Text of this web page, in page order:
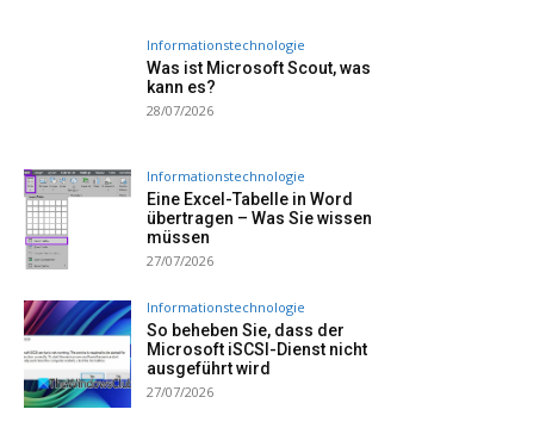
Informationstechnologie
Was ist Microsoft Scout, was
kann es?
28/07/2026
Informationstechnologie
Eine Excel-Tabelle in Word
übertragen – Was Sie wissen
müssen
27/07/2026
Informationstechnologie
So beheben Sie, dass der
Microsoft iSCSI-Dienst nicht
ausgeführt wird
27/07/2026